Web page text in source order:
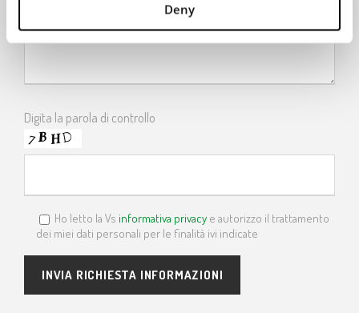
Deny
Digita la parola di controllo
Ho letto la Vs informativa privacy e autorizzo il trattamento
dei miei dati personali per le finalità ivi indicate